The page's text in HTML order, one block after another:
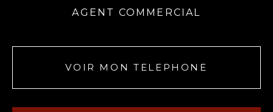
AGENT COMMERCIAL
VOIR MON TELEPHONE